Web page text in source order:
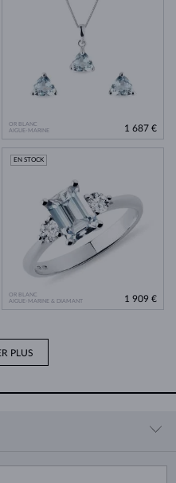
OR BLANC
AIGUE-MARINE
1 687 €
OR BLANC
AIGUE-MARINE & DIAMANT
EN STOCK
1 909 €
PLUS